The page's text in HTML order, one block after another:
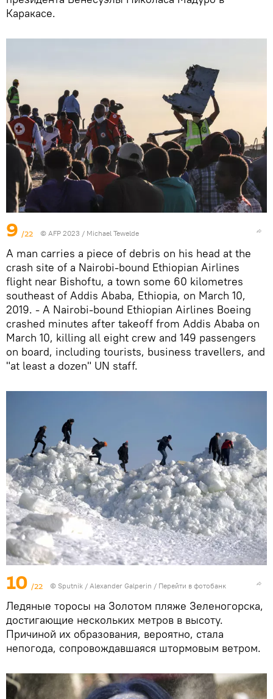
Каракасе.
9 /22 © AFP 2023 / Michael Tewelde
A man carries a piece of debris on his head at the
crash site of a Nairobi-bound Ethiopian Airlines
flight near Bishoftu, a town some 60 kilometres
southeast of Addis Ababa, Ethiopia, on March 10,
2019. - A Nairobi-bound Ethiopian Airlines Boeing
crashed minutes after takeoff from Addis Ababa on
March 10, killing all eight crew and 149 passengers
on board, including tourists, business travellers, and
"at least a dozen" UN staff.
10 /22 © Sputnik / Alexander Galperin / Перейти в фотобанк
Ледяные торосы на Золотом пляже Зеленогорска,
достигающие нескольких метров в высоту.
Причиной их образования, вероятно, стала
непогода, сопровождавшаяся штормовым ветром.